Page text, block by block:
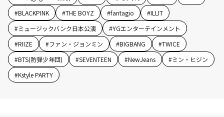
#BLACKPINK #THE BOYZ #fantagio #ILLIT
#ミュージックバンク日本公演 #YGエンターテインメント
#RIIZE #ファン・ジョンミン #BIGBANG #TWICE
#BTS(防弾少年団) #SEVENTEEN #NewJeans #ミン・ヒジン
#Kstyle PARTY